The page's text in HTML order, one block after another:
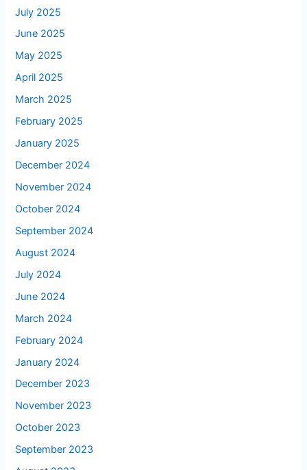
July 2025
June 2025
May 2025
April 2025
March 2025
February 2025
January 2025
December 2024
November 2024
October 2024
September 2024
August 2024
July 2024
June 2024
March 2024
February 2024
January 2024
December 2023
November 2023
October 2023
September 2023